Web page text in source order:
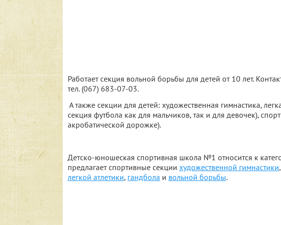
Работает секция вольной борьбы для детей от 10 лет.
тел. (067) 683-07-03.
А также секции для детей: художественная гимнастика,
секция футбола как для мальчиков, так и для девочек),
акробатической дорожке).
Детско-юношеская спортивная школа №1 относится к
предлагает спортивные секции художественной гимнастики,
легкой атлетики, гандбола и вольной борьбы.